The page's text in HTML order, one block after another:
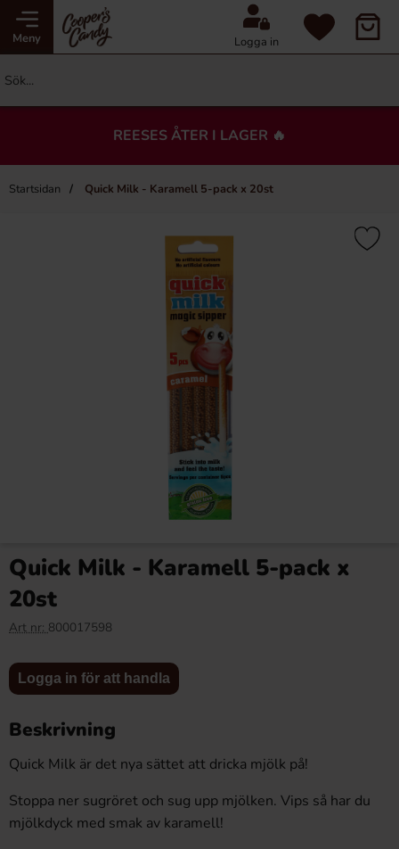
Meny Logga in
REESES ÅTER I LAGER 🔥
Startsidan Quick Milk - Karamell 5-pack x 20st
Du kanske också gillar…
×
Bottles 125g x 16st
handla
800g
47.92 kr
Quick Milk - Karamell 5-pack x
20st
Art nr: 800017598
Logga in för att handla
Beskrivning
Quick Milk är det nya sättet att dricka mjölk på!
Stoppa ner sugröret och sug upp mjölken. Vips så har du
mjölkdyck med smak av karamell!